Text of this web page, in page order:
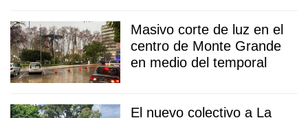
Masivo corte de luz en el
centro de Monte Grande
en medio del temporal
El nuevo colectivo a La